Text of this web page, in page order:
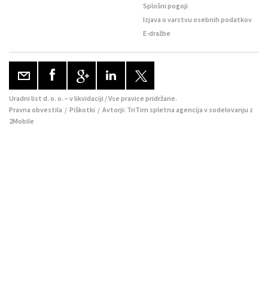
Splošni pogoji
Izjava o varstvu osebnih podatkov
E-dražbe
Uradni list d. o. o. – v likvidaciji / Vse pravice pridržane.
Pravna obvestila / Piškotki / Avtorji: TriTim spletna agencija v sodelovanju z
2Mobile